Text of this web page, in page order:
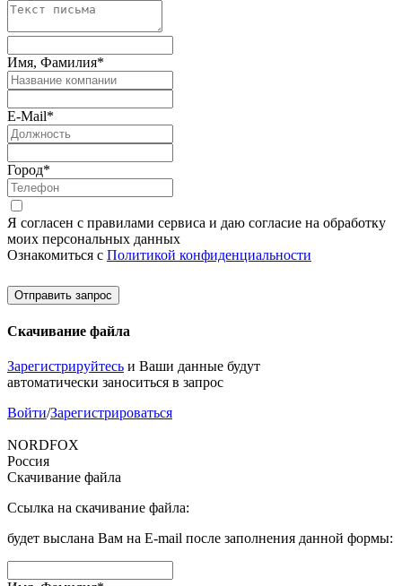
Имя, Фамилия*
E-Mail*
Город*
Я согласен с правилами сервиса и даю согласие на обработку
моих персональных данных
Ознакомиться с Политикой конфиденциальности
Отправить запрос
Скачивание файла
Зарегистрируйтесь и Ваши данные будут
автоматически заноситься в запрос
Войти/Зарегистрироваться
NORDFOX
Россия
Скачивание файла
Ссылка на скачивание файла:
будет выслана Вам на E-mail после заполнения данной формы: